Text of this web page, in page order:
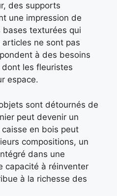
des supports
une impression de
texturées qui
ne sont pas
à des besoins
les fleuristes
espace.
sont détournés de
peut devenir un
en bois peut
compositions, un
dans une
capacité à réinventer
à la richesse des